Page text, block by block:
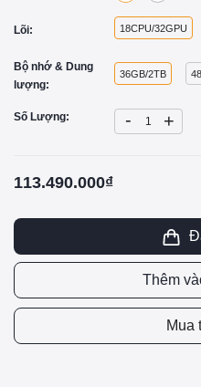
Lõi: 18CPU/32GPU
Bộ nhớ & Dung
lượng:
36GB/2TB
Số Lượng: - +
113.490.000₫
Thêm
Mua